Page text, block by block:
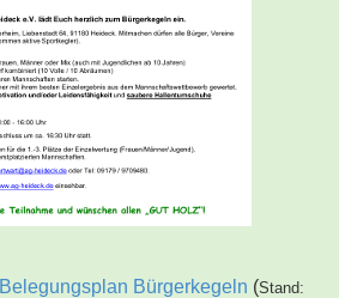
Belegungsplan Bürgerkegeln (Stand: